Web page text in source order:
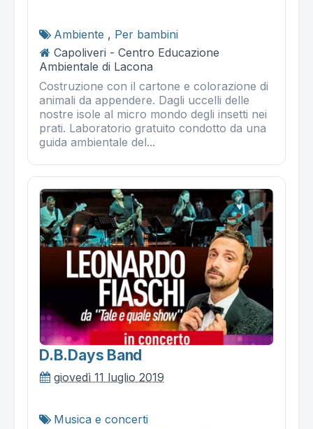
Ambiente , Per bambini
Capoliveri - Centro Educazione
Ambientale di Lacona
Costruzione con il cartone e colorazione di
animali da appendere. Dagli uccelli delle
nostre isole al micro mondo degli insetti nei
prati. Laboratorio gratuito condotto da una
guida ambientale del...
D.b.days Band
giovedì 11 luglio 2019
Musica e concerti